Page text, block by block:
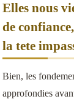
Elles nous
de
la tete
Bien, les
approfondies